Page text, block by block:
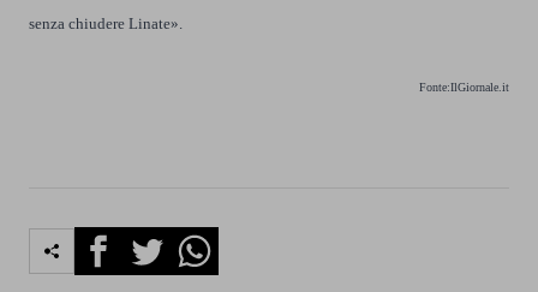
senza chiudere Linate».
Fonte:IlGiornale.it
FacebookTwitterWhatsapp